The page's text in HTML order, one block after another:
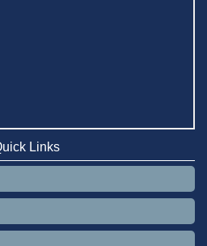
Regards to Dhaka University's
Links